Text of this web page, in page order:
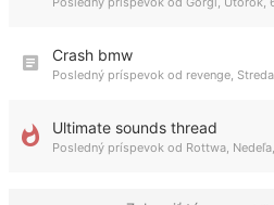
Crash bmw
Posledný príspevok od revenge
Ultimate sounds thread
Posledný príspevok od Rottwa